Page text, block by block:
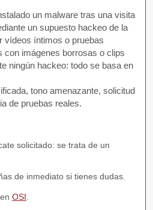
un malware tras una visita
un supuesto hackeo de la
vídeos íntimos o pruebas
imágenes borrosas o clips
ningún hackeo: todo se basa en
tono amenazante, solicitud
de pruebas reales.
solicitado: se trata de un
de inmediato si tienes dudas.
OSI